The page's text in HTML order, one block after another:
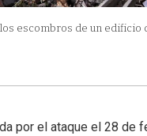
escombros de un
por el ataque el 28 de